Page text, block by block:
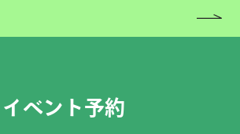
イベント予約